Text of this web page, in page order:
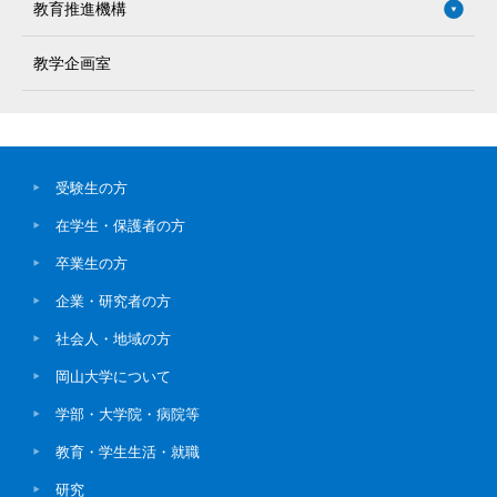
教育推進機構
教学企画室
受験生の方
在学生・保護者の方
卒業生の方
企業・研究者の方
社会人・地域の方
岡山大学について
学部・大学院・病院等
教育・学生生活・就職
研究